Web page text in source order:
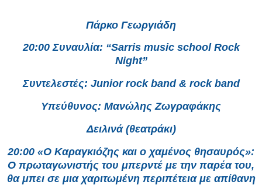
Πάρκο Γεωργιάδη
20:00 Συναυλία: “Sarris music school Rock
Night”
Συντελεστές: Junior rock band & rock band
Υπεύθυνος: Μανώλης Ζωγραφάκης
Δειλινά (θεατράκι)
20:00 «Ο Καραγκιόζης και ο χαμένος θησαυρός»:
Ο πρωταγωνιστής του μπερντέ με την παρέα του,
θα μπει σε μια χαριτωμένη περιπέτεια με απίθανη